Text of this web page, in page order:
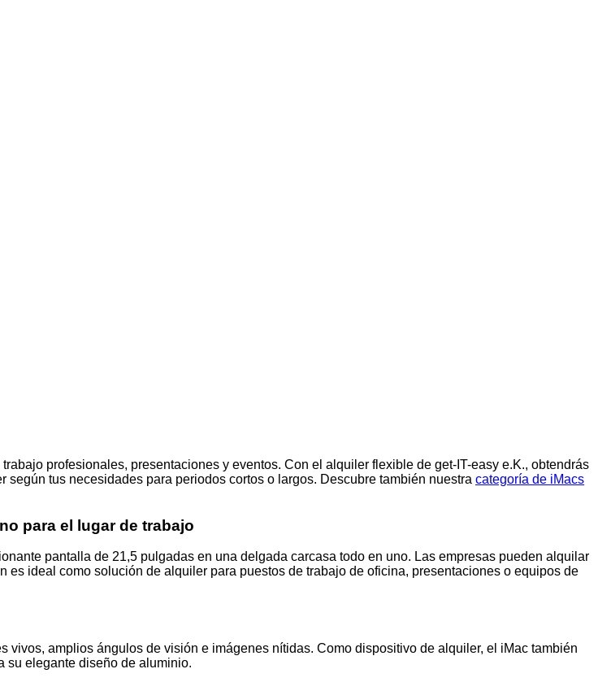
profesionales, presentaciones y eventos. Con el alquiler flexible de get-IT-easy e.K., obtendrás
tus necesidades para periodos cortos o largos. Descubre también nuestra categoría de iMacs
para el lugar de trabajo
pantalla de 21,5 pulgadas en una delgada carcasa todo en uno. Las empresas pueden alquilar
ideal como solución de alquiler para puestos de trabajo de oficina, presentaciones o equipos de
amplios ángulos de visión e imágenes nítidas. Como dispositivo de alquiler, el iMac también
su elegante diseño de aluminio.